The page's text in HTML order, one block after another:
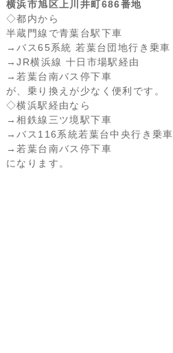
横浜市旭区上川井町686番地
◇都内から
半蔵門線で青葉台駅下車
→バス65系統 若葉台団地行き乗車
→JR横浜線 十日市場駅経由
→若葉台南バス停下車
が、乗り換えが少なく便利です。
◇横浜駅経由なら
→相鉄線三ツ境駅下車
→バス116系統若葉台中央行き乗車
→若葉台南バス停下車
になります。